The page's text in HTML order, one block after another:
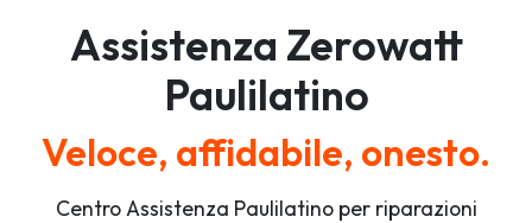
Assistenza Zerowatt
Paulilatino
Veloce, affidabile, onesto.
Centro Assistenza Paulilatino per riparazioni